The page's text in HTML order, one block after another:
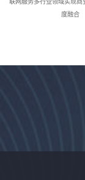
联网服务多行业领域实现商
度融合